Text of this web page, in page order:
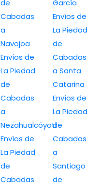
de
Cabadas
a
Navojoa
Envíos de
La Piedad
de
Cabadas
a
Nezahualcóyotl
Envíos de
La Piedad
de
Cabadas
García
Envíos de
La Piedad
de
Cabadas
a Santa
Catarina
Envíos de
La Piedad
de
Cabadas
a
Santiago
de